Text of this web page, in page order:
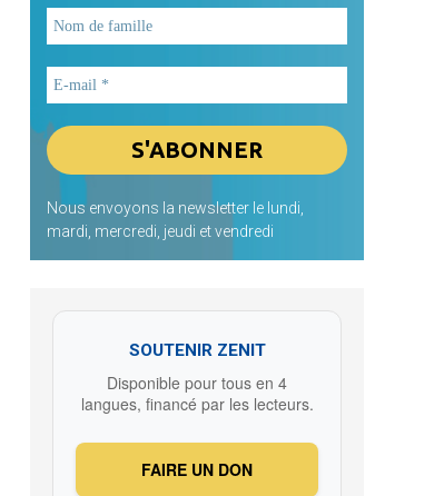
Nous envoyons la newsletter le lundi,
mardi, mercredi, jeudi et vendredi
SOUTENIR ZENIT
Disponible pour tous en 4
langues, financé par les lecteurs.
FAIRE UN DON